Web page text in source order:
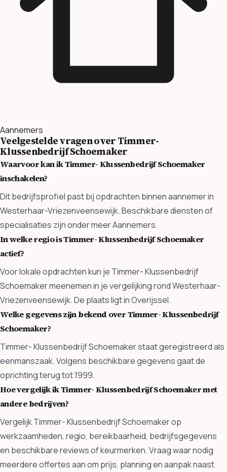
Aannemers
Veelgestelde vragen over Timmer-
Klussenbedrijf Schoemaker
Waarvoor kan ik Timmer- Klussenbedrijf Schoemaker
inschakelen?
Dit bedrijfsprofiel past bij opdrachten binnen aannemer in
Westerhaar-Vriezenveensewijk. Beschikbare diensten of
specialisaties zijn onder meer Aannemers.
In welke regio is Timmer- Klussenbedrijf Schoemaker
actief?
Voor lokale opdrachten kun je Timmer- Klussenbedrijf
Schoemaker meenemen in je vergelijking rond Westerhaar-
Vriezenveensewijk. De plaats ligt in Overijssel.
Welke gegevens zijn bekend over Timmer- Klussenbedrijf
Schoemaker?
Timmer- Klussenbedrijf Schoemaker staat geregistreerd als
eenmanszaak. Volgens beschikbare gegevens gaat de
oprichting terug tot 1999.
Hoe vergelijk ik Timmer- Klussenbedrijf Schoemaker met
andere bedrijven?
Vergelijk Timmer- Klussenbedrijf Schoemaker op
werkzaamheden, regio, bereikbaarheid, bedrijfsgegevens
en beschikbare reviews of keurmerken. Vraag waar nodig
meerdere offertes aan om prijs, planning en aanpak naast